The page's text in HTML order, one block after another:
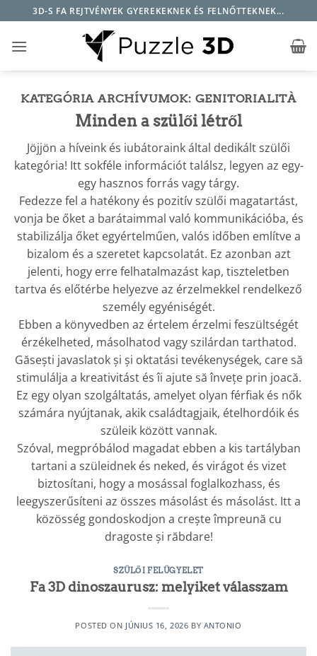
to
content
3D-S FA REJTVÉNYEK GYEREKEKNEK ÉS FELNŐTTEKNEK...
KATEGÓRIA ARCHÍVUMOK: GENITORIALITÀ
Minden a szülői létről
Jöjjön a híveink és iubátoraink által dedikált szülői
kategória! Itt sokféle információt találsz, legyen az egy-
egy hasznos forrás vagy tárgy.
Fedezze fel a hatékony és pozitív szülői magatartást,
vonja be őket a barátaimmal való kommunikációba, és
stabilizálja őket egyértelműen, valós időben említve a
bizalom és a szeretet kapcsolatát. Ez azonban azt
jelenti, hogy erre felhatalmazást kap, tiszteletben
tartva és előtérbe helyezve az érzelmekkel rendelkező
személy egyéniségét.
Ebben a könyvedben az értelem érzelmi feszültségét
érzékelheted, másolhatod vagy szilárdan tarthatod.
Găsești javaslatok și și oktatási tevékenységek, care să
stimulálja a kreativitást és îi ajute să învețe prin joacă.
Ez egy olyan szolgáltatás, amelyet olyan férfiak és nők
számára nyújtanak, akik családtagjaik, ételhordóik és
szüleik között vannak.
Szóval, megpróbálod magadat ebben a kis tartályban
tartani a szüleidnek és neked, és virágot és vizet
biztosítani, hogy a mosással foglalkozhass, és
leegyszerűsíteni az összes másolást és másolást. Itt a
közösség gondoskodjon a crește împreună cu
dragoste și răbdare!
SZÜLŐI FELÜGYELET
Fa 3D dinoszaurusz: melyiket válasszam
POSTED ON JÚNIUS 16, 2026 BY ANTONIO